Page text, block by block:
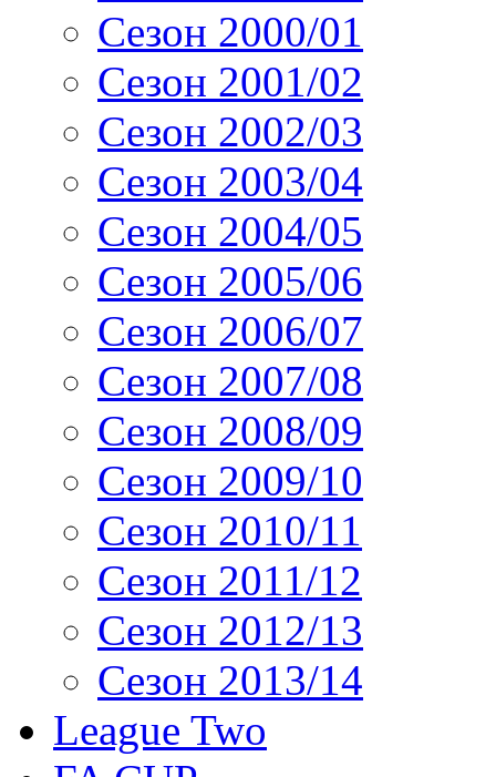
Сезон 2000/01
Сезон 2001/02
Сезон 2002/03
Сезон 2003/04
Сезон 2004/05
Сезон 2005/06
Сезон 2006/07
Сезон 2007/08
Сезон 2008/09
Сезон 2009/10
Сезон 2010/11
Сезон 2011/12
Сезон 2012/13
Сезон 2013/14
League Two